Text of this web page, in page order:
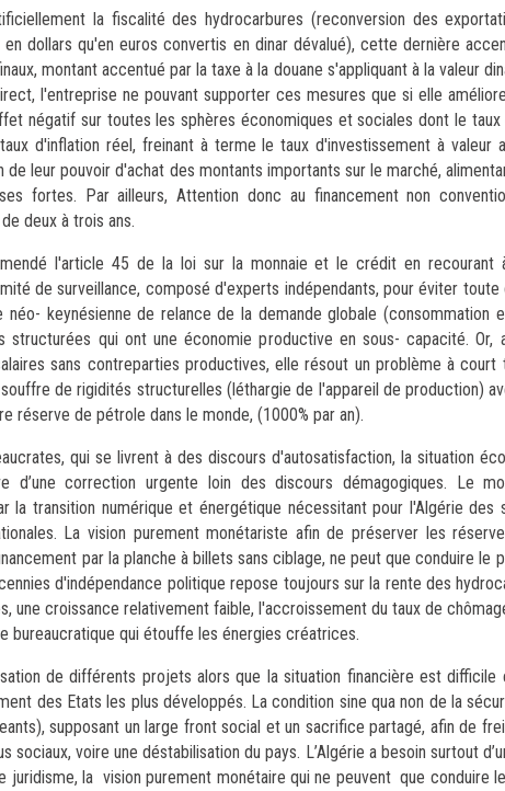
la fiscalité des hydrocarbures (reconversion des
dollars qu'en euros convertis en dinar dévalué), cette dernière
montant accentué par la taxe à la douane s'appliquant à la valeur
l'entreprise ne pouvant supporter ces mesures que si elle
négatif sur toutes les sphères économiques et sociales dont le
d'inflation réel, freinant à terme le taux d'investissement à valeur
leur pouvoir d'achat des montants importants sur le marché,
fortes. Par ailleurs, Attention donc au financement non
deux à trois ans.
l'article 45 de la loi sur la monnaie et le crédit en recourant
de surveillance, composé d'experts indépendants, pour éviter
keynésienne de relance de la demande globale (consommation
structurées qui ont une économie productive en sous- capacité.
sans contreparties productives, elle résout un problème à court
de rigidités structurelles (léthargie de l'appareil de production)
réserve de pétrole dans le monde, (1000% par an).
qui se livrent à des discours d'autosatisfaction, la situation
correction urgente loin des discours démagogiques. Le
la transition numérique et énergétique nécessitant pour l'Algérie
La vision purement monétariste afin de préserver les
par la planche à billets sans ciblage, ne peut que conduire le
d'indépendance politique repose toujours sur la rente des
une croissance relativement faible, l'accroissement du taux de
bureaucratique qui étouffe les énergies créatrices.
de différents projets alors que la situation financière est
des Etats les plus développés. La condition sine qua non de la
supposant un large front social et un sacrifice partagé, afin de
sociaux, voire une déstabilisation du pays. L’Algérie a besoin surtout
la vision purement monétaire qui ne peuvent que conduire